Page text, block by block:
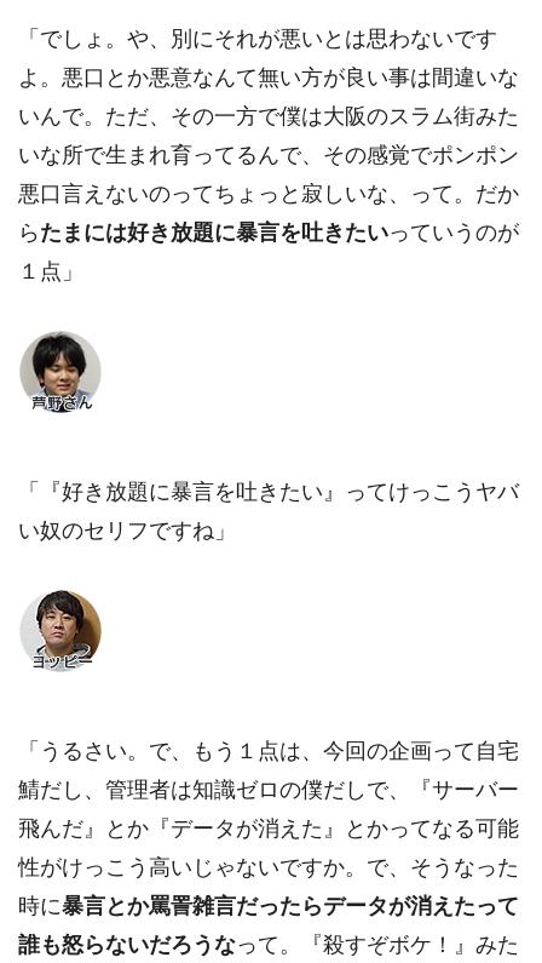
「でしょ。や、別にそれが悪いとは思わないです
よ。悪口とか悪意なんて無い方が良い事は間違いな
いんで。ただ、その一方で僕は大阪のスラム街みた
いな所で生まれ育ってるんで、その感覚でポンポン
悪口言えないのってちょっと寂しいな、って。だか
ら たまには好き放題に暴言を吐きたいっていうのが
１点」
「『好き放題に暴言を吐きたい』ってけっこうヤバ
い奴のセリフですね」
「うるさい。で、もう１点は、今回の企画って自宅
鯖だし、管理者は知識ゼロの僕だしで、『サーバー
飛んだ』とか『データが消えた』とかってなる可能
性がけっこう高いじゃないですか。で、そうなった
時に暴言とか罵詈雑言だったらデータが消えたって
誰も怒らないだろうなって。『殺すぞボケ！』みた